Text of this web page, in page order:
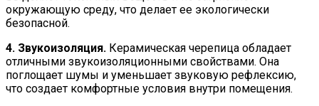
окружающую среду, что делает ее экологически
безопасной.
4. Звукоизоляция. Керамическая черепица обладает
отличными звукоизоляционными свойствами. Она
поглощает шумы и уменьшает звуковую рефлексию,
что создает комфортные условия внутри помещения.